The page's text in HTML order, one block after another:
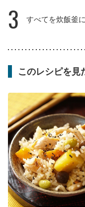
3 すべてを炊飯釜
このレシピを見